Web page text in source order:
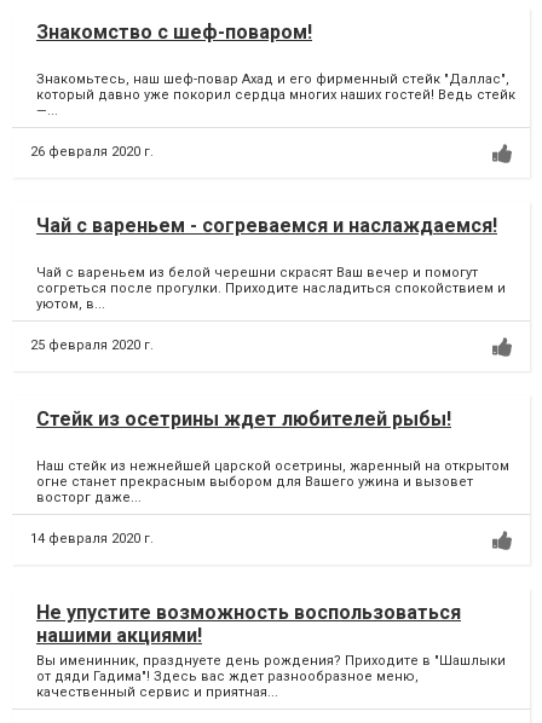
Знакомство с шеф-поваром!
Знакомьтесь, наш шеф-повар Ахад и его фирменный стейк "Даллас",
который давно уже покорил сердца многих наших гостей! Ведь стейк
—...
26 февраля 2020 г.
Чай с вареньем - согреваемся и наслаждаемся!
Чай с вареньем из белой черешни скрасят Ваш вечер и помогут
согреться после прогулки. Приходите насладиться спокойствием и
уютом, в...
25 февраля 2020 г.
Стейк из осетрины ждет любителей рыбы!
Наш стейк из нежнейшей царской осетрины, жаренный на открытом
огне станет прекрасным выбором для Вашего ужина и вызовет
восторг даже...
14 февраля 2020 г.
Не упустите возможность воспользоваться
нашими акциями!
Вы именинник, празднуете день рождения? Приходите в "Шашлыки
от дяди Гадима"! Здесь вас ждет разнообразное меню,
качественный сервис и приятная...